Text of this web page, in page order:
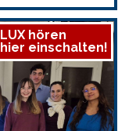
LUX hören
hier einschalten!